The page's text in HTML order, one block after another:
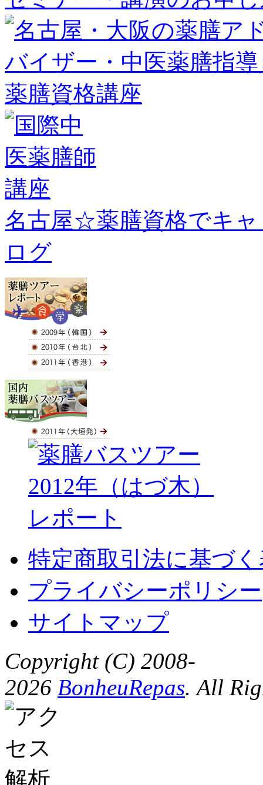
名古屋☆薬膳資格でキ
ログ
特定商取引法に基づ
プライバシーポリシー
サイトマップ
Copyright (C) 2008-
2026 BonheuRepas. All